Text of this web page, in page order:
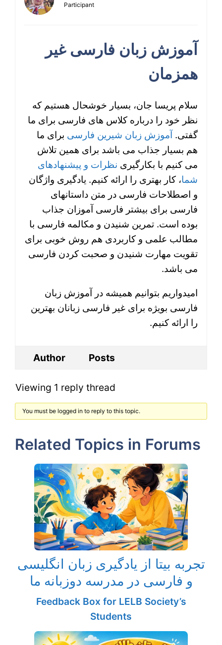
Participant
آموزش زبان فارسی غیر
همزمان
سلام پریسا جان، بسیار خوشحال هستیم که
نظر خود را درباره کلاس های فارسی برای ما
گفتی. آموزش زبان شیرین فارسی برای ما
هم بسیار جذاب می باشد برای همین تلاش
می کنیم با بکارگیری نظرات و پیشنهادهای
شما، کار بهتری را ارائه کنیم. یادگیری واژگان
و اصطلاحات فارسی در متن داستانهای
فارسی برای بیشتر فارسی آموزان جذاب
بوده است. تمرین شنیدن و مکالمه فارسی با
مطالب علمی و کاربردی هم روش خوبی برای
تقویت مهارت شنیدن و صحبت کردن فارسی
می باشد.
امیدواریم بتوانیم همیشه در آموزش زبان
فارسی بویژه برای غیر فارسی زبانان بهترین
را ارائه کنیم.
Author Posts
Viewing 1 reply thread
You must be logged in to reply to this topic.
Related Topics in Forums
تجربه بیتا از یادگیری زبان انگلیسی
و فارسی در مدرسه دوزبانه ما
Feedback Box for LELB Society’s
Students